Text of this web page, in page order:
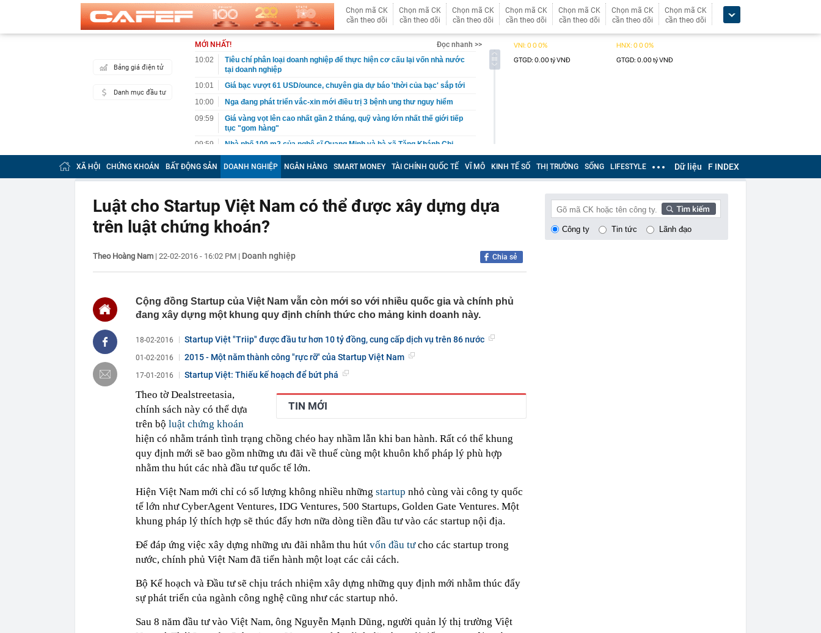
Chọn mã CK
cần theo dõi
Chọn mã CK
cần theo dõi
Chọn mã CK
cần theo dõi
Chọn mã CK
cần theo dõi
Chọn mã CK
cần theo dõi
Chọn mã CK
cần theo dõi
Chọn mã CK
cần theo dõi
Bảng giá điện tử
Danh mục đầu tư
MỚI NHẤT!
Đọc nhanh >>
10:02
Tiêu chí phân loại doanh nghiệp để thực hiện cơ cấu lại vốn nhà nước
tại doanh nghiệp
10:01
Giá bạc vượt 61 USD/ounce, chuyên gia dự báo 'thời của bạc' sắp tới
10:00
Nga đang phát triển vắc-xin mới điều trị 3 bệnh ung thư nguy hiểm
09:59
Giá vàng vọt lên cao nhất gần 2 tháng, quỹ vàng lớn nhất thế giới tiếp
tục "gom hàng"
09:59
Nhà phố 100 m2 của nghệ sĩ Quang Minh và bà xã Tăng Khánh Chi
09:57
Mỹ nhân ghê gớm nhất Hoa Cỏ May sau 25 năm: Nhan sắc thăng hạng
sau biến cố, đẹp hơn thời mới vào nghề
09:52
Có nên rút tiền mặt từ thẻ tín dụng?
09:52
Khám xét, bắt Phùng Hồng Huệ SN 1998 và 11 người liên quan 120 tỷ
09:49
Giá vàng miếng, vàng nhẫn ngày 7/8 tại SJC, Bảo Tín Mạnh Hải, Bảo
09:42
Động lực từ 1.000 dự án bất động sản được tháo gỡ vưỡng mắc
09:40
Thừa điện sạch đủ cho cả nước dùng trong nửa năm, Trung Quốc vẫn
trọng mà không phải ai cũng biết
09:40
Một người có 4 thói quen này chứng tỏ họ đang tự hủy hoại các mối
09:38
Tình hình Lê Giang Patrik và MC Hoàng Oanh sau khi rộ tin hẹn hò
09:37
CEO Điện Máy Xanh chi hàng chục tỷ "gom" cổ phiếu DMX ngay phiên
chào sàn
09:37
Ái nữ nhà tỷ phú Phạm Nhật Vượng lần đầu làm sếp cấp cao
09:31
Ông Trump: Iran khó cầm cự được lâu hơn nữa
09:30
Người phụ nữ Nhật Bản bị bắt sau hơn 2.000 lần “bom hàng”
XÃ HỘI CHỨNG KHOÁN BẤT ĐỘNG SẢN DOANH NGHIỆP NGÂN HÀNG SMART MONEY TÀI CHÍNH QUỐC TẾ VĨ MÔ KINH TẾ SỐ THỊ TRƯỜNG SỐNG LIFESTYLE Dữ liệu F INDEX
Luật cho Startup Việt Nam có thể được xây dựng dựa
trên luật chứng khoán?
Theo Hoàng Nam | 22-02-2016 - 16:02 PM | Doanh nghiệp Chia sẻ
Cộng đồng Startup của Việt Nam vẫn còn mới so với nhiều quốc gia và chính phủ
đang xây dựng một khung quy định chính thức cho mảng kinh doanh này.
18-02-2016 Startup Việt "Triip" được đầu tư hơn 10 tỷ đồng, cung cấp dịch vụ trên 86 nước
01-02-2016 2015 - Một năm thành công "rực rỡ" của Startup Việt Nam
17-01-2016 Startup Việt: Thiếu kế hoạch để bứt phá
TIN MỚI
Theo tờ Dealstreetasia,
chính sách này có thể dựa
trên bộ luật chứng khoán
hiện có nhằm tránh tình trạng chồng chéo hay nhầm lẫn khi ban hành. Rất có thể khung
quy định mới sẽ bao gồm những ưu đãi về thuế cùng một khuôn khổ pháp lý phù hợp
nhằm thu hút các nhà đầu tư quốc tế lớn.
Hiện Việt Nam mới chỉ có số lượng không nhiều những startup nhỏ cùng vài công ty quốc
tế lớn như CyberAgent Ventures, IDG Ventures, 500 Startups, Golden Gate Ventures. Một
khung pháp lý thích hợp sẽ thúc đẩy hơn nữa dòng tiền đầu tư vào các startup nội địa.
Để đáp ứng việc xây dựng những ưu đãi nhằm thu hút vốn đầu tưcho các startup trong
nước, chính phủ Việt Nam đã tiến hành một loạt các cải cách.
Bộ Kế hoạch và Đầu tư sẽ chịu trách nhiệm xây dựng những quy định mới nhằm thúc đẩy
sự phát triển của ngành công nghệ cũng như các startup nhỏ.
Sau 8 năm đầu tư vào Việt Nam, ông Nguyễn Mạnh Dũng, người quản lý thị trường Việt
Công ty Tin tức Lãnh đạo